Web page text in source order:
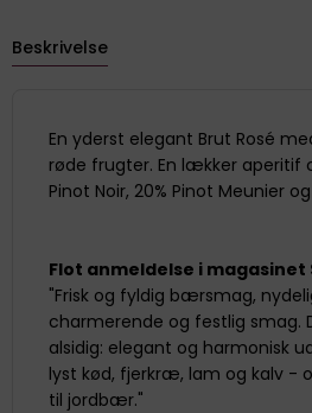
Beskrivelse
En yderst elegant Brut Rosé
røde frugter. En lækker aperitif
Pinot Noir, 20% Pinot Meunier
Flot anmeldelse i magasinet
"Frisk og fyldig bærsmag,
charmerende og festlig smag.
alsidig: elegant og harmonisk
lyst kød, fjerkræ, lam og kalv -
til jordbær."